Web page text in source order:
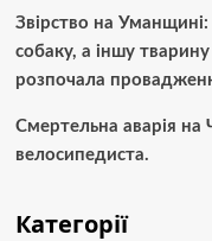
Звірство на
собаку, а іншу
розпочала
Смертельна аварія на
велосипедиста.
Категорії